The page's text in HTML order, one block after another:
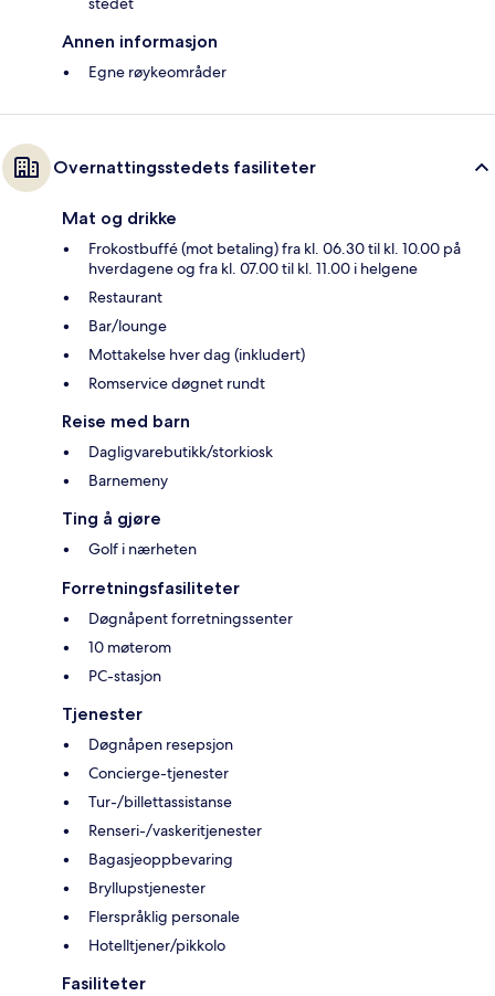
Annen informasjon
Egne røykeområder
Overnattingsstedets fasiliteter
Mat og drikke
Frokostbuffé (mot betaling) fra kl. 06.30 til kl. 10.00 på
hverdagene og fra kl. 07.00 til kl. 11.00 i helgene
Restaurant
Bar/lounge
Mottakelse hver dag (inkludert)
Romservice døgnet rundt
Reise med barn
Dagligvarebutikk/storkiosk
Barnemeny
Ting å gjøre
Golf i nærheten
Forretningsfasiliteter
Døgnåpent forretningssenter
10 møterom
PC-stasjon
Tjenester
Døgnåpen resepsjon
Concierge-tjenester
Tur-/billettassistanse
Renseri-/vaskeritjenester
Bagasjeoppbevaring
Bryllupstjenester
Flerspråklig personale
Hotelltjener/pikkolo
Fasiliteter